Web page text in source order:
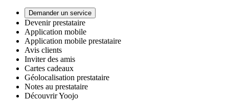
Demander un service
Devenir prestataire
Application mobile
Application mobile prestataire
Avis clients
Inviter des amis
Cartes cadeaux
Géolocalisation prestataire
Notes au prestataire
Découvrir Yoojo